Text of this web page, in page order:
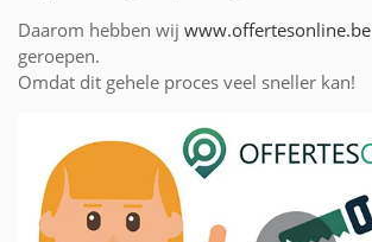
Daarom hebben wij www.offertesonline.be
geroepen.
Omdat dit gehele proces veel sneller kan!